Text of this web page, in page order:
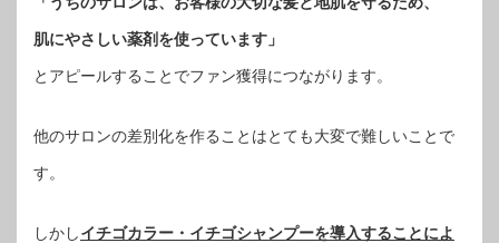
肌にやさしい薬剤を使っています」
とアピールすることでファン獲得につながります。
他のサロンの差別化を作ることはとても大変で難しいことで
す。
しかしイチゴカラー・イチゴシャンプーを導入することによ